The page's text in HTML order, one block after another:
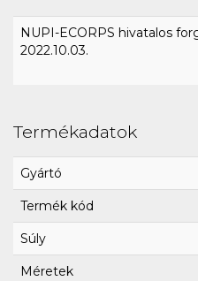
NUPI-ECORPS hivatalos
2022.10.03.
Termékadatok
Gyártó
Termék kód
Súly
Méretek